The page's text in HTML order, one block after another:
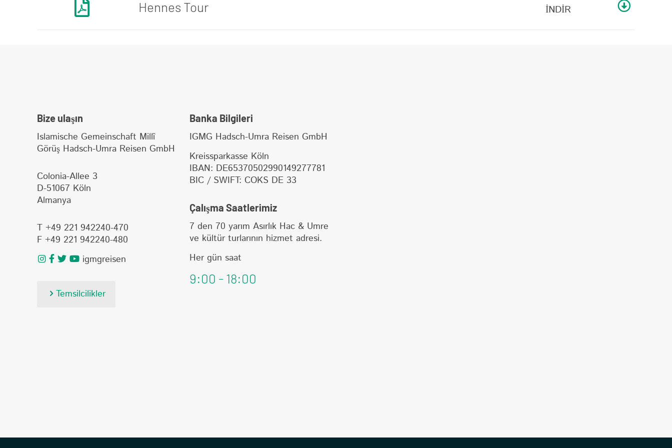
Hennes Tour İNDİR
Bize ulaşın
Islamische Gemeinschaft Millî
Görüş Hadsch-Umra Reisen GmbH
Colonia-Allee 3
D-51067 Köln
Almanya
T +49 221 942240-470
F +49 221 942240-480
igmgreisen
Temsilcilikler
Banka Bilgileri
IGMG Hadsch-Umra Reisen GmbH
Kreissparkasse Köln
IBAN: DE65370502990149277781
BIC / SWIFT: COKS DE 33
Çalışma Saatlerimiz
7 den 70 yarım Asırlık Hac & Umre
ve kültür turlarının hizmet adresi.
Her gün saat
9:00 - 18:00